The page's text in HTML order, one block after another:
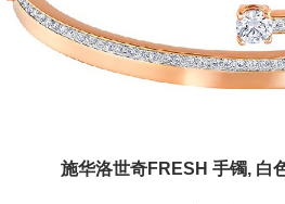
施华洛世奇FRESH 手镯, 白